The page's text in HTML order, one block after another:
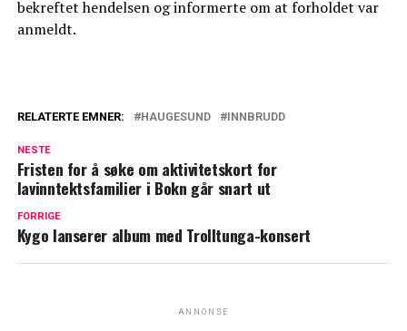
bekreftet hendelsen og informerte om at forholdet var
anmeldt.
RELATERTE EMNER: HAUGESUND INNBRUDD
NESTE
Fristen for å søke om aktivitetskort for
lavinntektsfamilier i Bokn går snart ut
FORRIGE
Kygo lanserer album med Trolltunga-konsert
ANNONSE